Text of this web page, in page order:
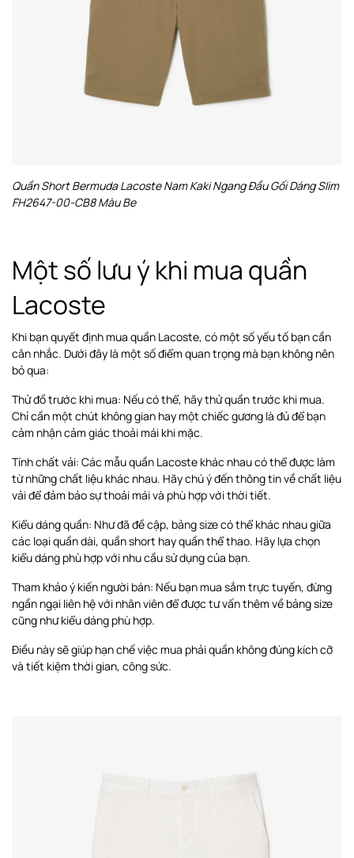
Quần Short Bermuda Lacoste Nam Kaki Ngang Đầu Gối Dáng Slim
FH2647-00-CB8 Màu Be
Một số lưu ý khi mua quần
Lacoste
Khi bạn quyết định mua quần Lacoste, có một số yếu tố bạn cần
cân nhắc. Dưới đây là một số điểm quan trọng mà bạn không nên
bỏ qua:
Thử đồ trước khi mua: Nếu có thể, hãy thử quần trước khi mua.
Chỉ cần một chút không gian hay một chiếc gương là đủ để bạn
cảm nhận cảm giác thoải mái khi mặc.
Tính chất vải: Các mẫu quần Lacoste khác nhau có thể được làm
từ những chất liệu khác nhau. Hãy chú ý đến thông tin về chất liệu
vải để đảm bảo sự thoải mái và phù hợp với thời tiết.
Kiểu dáng quần: Như đã đề cập, bảng size có thể khác nhau giữa
các loại quần dài, quần short hay quần thể thao. Hãy lựa chọn
kiểu dáng phù hợp với nhu cầu sử dụng của bạn.
Tham khảo ý kiến người bán: Nếu bạn mua sắm trực tuyến, đừng
ngần ngại liên hệ với nhân viên để được tư vấn thêm về bảng size
cũng như kiểu dáng phù hợp.
Điều này sẽ giúp hạn chế việc mua phải quần không đúng kích cỡ
và tiết kiệm thời gian, công sức.